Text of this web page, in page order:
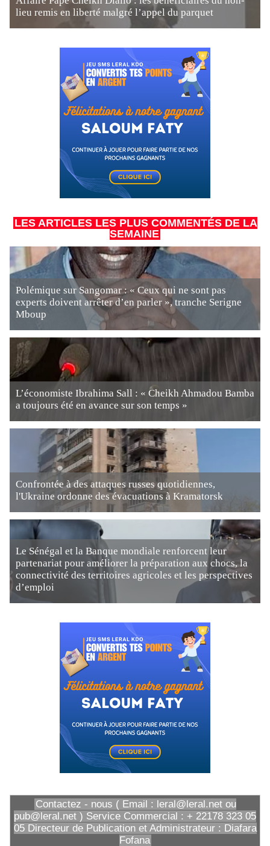
lieu remis en liberté malgré l’appel du parquet
LES ARTICLES LES PLUS COMMENTÉS DE LA
SEMAINE
Polémique sur Sangomar : « Ceux qui ne sont pas
experts doivent arrêter d’en parler », tranche Serigne
Mboup
L’économiste Ibrahima Sall : « Cheikh Ahmadou Bamba
a toujours été en avance sur son temps »
Confrontée à des attaques russes quotidiennes,
l'Ukraine ordonne des évacuations à Kramatorsk
Le Sénégal et la Banque mondiale renforcent leur
partenariat pour améliorer la préparation aux chocs, la
connectivité des territoires agricoles et les perspectives
d’emploi
Contactez - nous ( Email : leral@leral.net ou
pub@leral.net ) Service Commercial : + 22178 323 05
05 Directeur de Publication et Administrateur : Diafara
Fofana